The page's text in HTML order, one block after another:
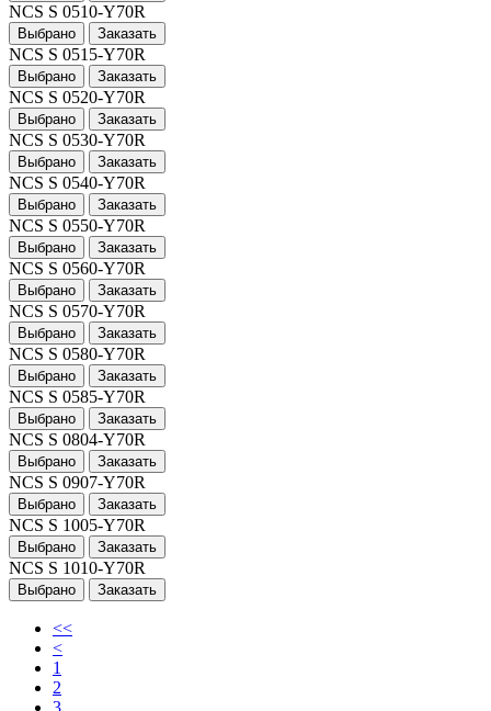
NCS S 0510-Y70R
Выбрано Заказать
NCS S 0515-Y70R
Выбрано Заказать
NCS S 0520-Y70R
Выбрано Заказать
NCS S 0530-Y70R
Выбрано Заказать
NCS S 0540-Y70R
Выбрано Заказать
NCS S 0550-Y70R
Выбрано Заказать
NCS S 0560-Y70R
Выбрано Заказать
NCS S 0570-Y70R
Выбрано Заказать
NCS S 0580-Y70R
Выбрано Заказать
NCS S 0585-Y70R
Выбрано Заказать
NCS S 0804-Y70R
Выбрано Заказать
NCS S 0907-Y70R
Выбрано Заказать
NCS S 1005-Y70R
Выбрано Заказать
NCS S 1010-Y70R
Выбрано Заказать
<<
<
1
2
3